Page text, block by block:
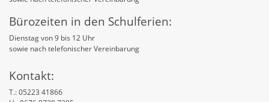
Bürozeiten in den Schulferien:
Dienstag von 9 bis 12 Uhr
sowie nach telefonischer Vereinbarung
Kontakt:
T.: 05223 41866